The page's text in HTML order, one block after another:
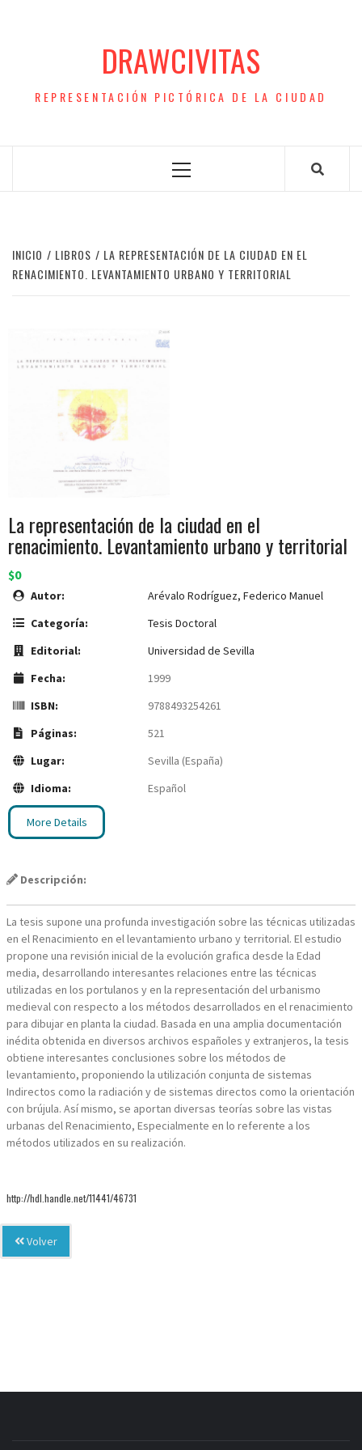
DRAWCIVITAS
REPRESENTACIÓN PICTÓRICA DE LA CIUDAD
Menú
INICIO LIBROS
LA REPRESENTACIÓN DE LA CIUDAD EN EL
RENACIMIENTO. LEVANTAMIENTO URBANO Y TERRITORIAL
La representación de la ciudad en el
renacimiento. Levantamiento urbano y territorial
$0
Autor:
Arévalo Rodríguez, Federico Manuel
Categoría:
Tesis Doctoral
Editorial:
Universidad de Sevilla
Fecha:
1999
ISBN:
9788493254261
Páginas:
521
Lugar:
Sevilla (España)
Idioma:
Español
More Details
Descripción:
La tesis supone una profunda investigación sobre las técnicas utilizadas
en el Renacimiento en el levantamiento urbano y territorial. El estudio
propone una revisión inicial de la evolución grafica desde la Edad
media, desarrollando interesantes relaciones entre las técnicas
utilizadas en los portulanos y en la representación del urbanismo
medieval con respecto a los métodos desarrollados en el renacimiento
para dibujar en planta la ciudad. Basada en una amplia documentación
inédita obtenida en diversos archivos españoles y extranjeros, la tesis
obtiene interesantes conclusiones sobre los métodos de
levantamiento, proponiendo la utilización conjunta de sistemas
Indirectos como la radiación y de sistemas directos como la orientación
con brújula. Así mismo, se aportan diversas teorías sobre las vistas
urbanas del Renacimiento, Especialmente en lo referente a los
métodos utilizados en su realización.
http://hdl.handle.net/11441/46731
Volver